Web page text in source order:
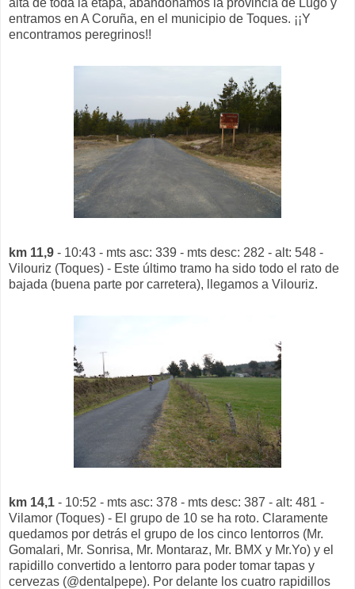
entramos en A Coruña, en el municipio de Toques. ¡¡Y
encontramos peregrinos!!
km 11,9 - 10:43 - mts asc: 339 - mts desc: 282 - alt: 548 -
Vilouriz (Toques) - Este último tramo ha sido todo el rato de
bajada (buena parte por carretera), llegamos a Vilouriz.
km 14,1 - 10:52 - mts asc: 378 - mts desc: 387 - alt: 481 -
Vilamor (Toques) - El grupo de 10 se ha roto. Claramente
quedamos por detrás el grupo de los cinco lentorros (Mr.
Gomalari, Mr. Sonrisa, Mr. Montaraz, Mr. BMX y Mr.Yo) y el
rapidillo convertido a lentorro para poder tomar tapas y
cervezas (@dentalpepe). Por delante los cuatro rapidillos